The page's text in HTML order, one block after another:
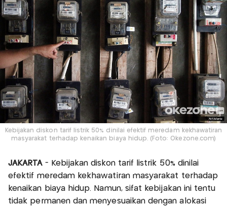
Kebijakan diskon tarif listrik 50% dinilai efektif meredam kekhawatiran
masyarakat terhadap kenaikan biaya hidup. (Foto: Okezone.com)
JAKARTA - Kebijakan diskon tarif listrik 50% dinilai
efektif meredam kekhawatiran masyarakat terhadap
kenaikan biaya hidup. Namun, sifat kebijakan ini tentu
tidak permanen dan menyesuaikan dengan alokasi